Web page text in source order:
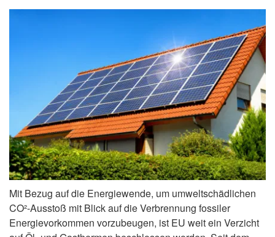
Mit Bezug auf die Energiewende, um umweltschädlichen
CO²-Ausstoß mit Blick auf die Verbrennung fossiler
Energievorkommen vorzubeugen, ist EU weit ein Verzicht